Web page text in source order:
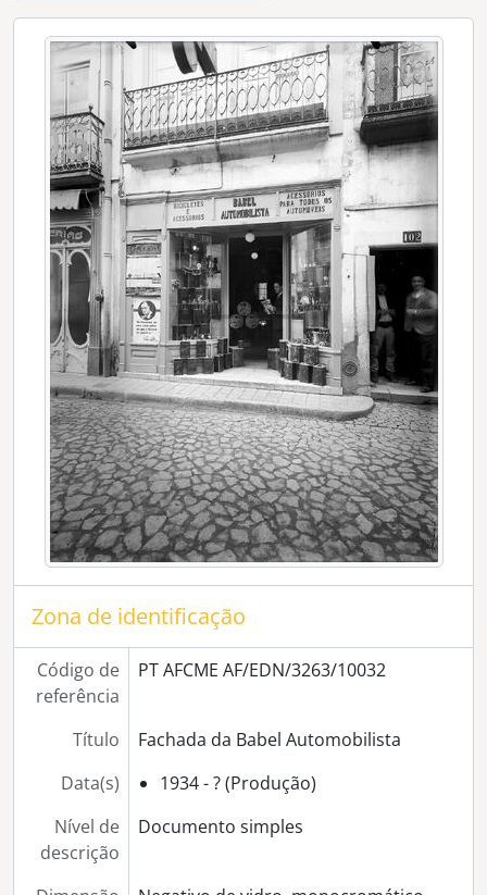
[Série] Firma de António Capucho Lda.
[Série] Loja e oficina de Archiminio Caeiro
[Série] Consultório do Dr. Manoel José Lourenço
[Série] Colégio D. Nuno Álvares Pereira
[Série] Café Camões
[Série] Escola do Magistério Primário
[Série] Bombeiros Voluntários de Évora
[Série] Armazéns do Chiado na Praça do Giraldo
[Série] Fotografia post-mortem
[Série] Ciganas (retratos de estúdio)
[Série] Ermida de São Brás
[Série] Sé de Évora
[Série] Flores (composições artísticas)
[Série] Igreja da Graça
[Série] Convento do Espinheiro
[Série] Casa Soure
[Série] Templo Romano
[Série] Reproduções de gravuras e documentos
[Série] Passeio ao Norte de Portugal
[Série] Festa de Nossa Senhora da Conceição
[Série] Congresso eucarístico, procissão e missa campal
[Série] Convento de S. Bento de Cástris
[Série] Museu de Évora
[Série] Igreja da Misericórdia de Évora
[Série] Igreja e Convento dos Lóios
[Série] Corridas de touros não identificadas
[Série] Arraiolos
[Série] Largo dos Colegiais
[Série] Cortejo etnográfico, na Praça do Giraldo
[Série] Viana do Alentejo
Zona de identificação
Código de
referência
PT AFCME AF/EDN/3263/10032
Título
Fachada da Babel Automobilista
Data(s)
1934 - ? (Produção)
Nível de
descrição
Documento simples